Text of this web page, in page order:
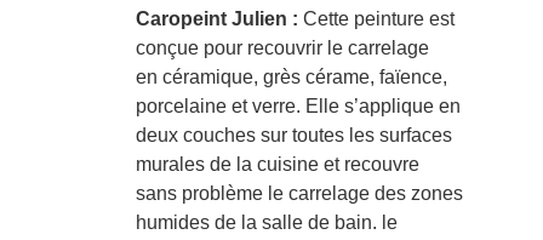
Caropeint Julien : Cette peinture est
conçue pour recouvrir le carrelage
en céramique, grès cérame, faïence,
porcelaine et verre. Elle s’applique en
deux couches sur toutes les surfaces
murales de la cuisine et recouvre
sans problème le carrelage des zones
humides de la salle de bain. le